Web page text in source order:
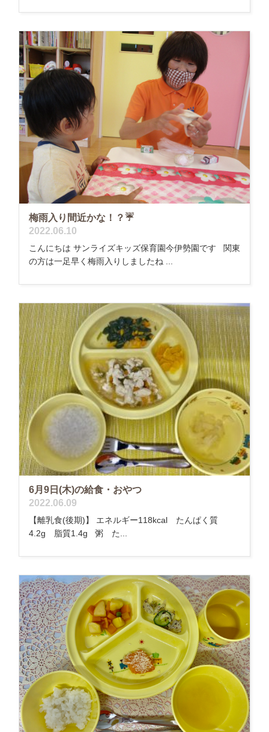
梅雨入り間近かな！？☔
2022.06.10
こんにちは サンライズキッズ保育園今伊勢園です 関東
の方は一足早く梅雨入りしましたね ...
6月9日(木)の給食・おやつ
2022.06.09
【離乳食(後期)】 エネルギー118kcal たんぱく質
4.2g 脂質1.4g 粥 た...